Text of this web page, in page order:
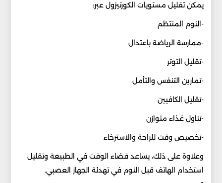
يمكن تقليل مستويات الكورتيزول عبر:
-النوم المنتظم
-ممارسة الرياضة باعتدال
-تقليل التوتر
-تمارين التنفس والتأمل
-تقليل الكافيين
-تناول غذاء متوازن
-تخصيص وقت للراحة والاسترخاء
وعلاوة على ذلك، يساعد قضاء الوقت في الطبيعة وتقليل
استخدام الهاتف قبل النوم في تهدئة الجهاز العصبي.